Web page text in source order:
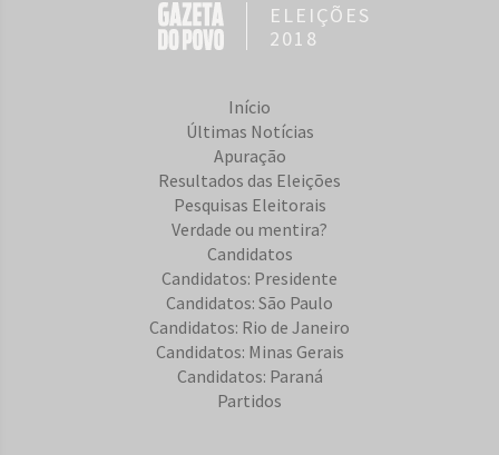
ELEIÇÕES
2018
Início
Últimas Notícias
Apuração
Resultados das Eleições
Pesquisas Eleitorais
Verdade ou mentira?
Candidatos
Candidatos: Presidente
Candidatos: São Paulo
Candidatos: Rio de Janeiro
Candidatos: Minas Gerais
Candidatos: Paraná
Partidos